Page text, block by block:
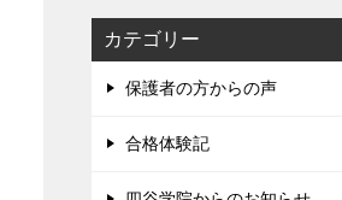
カテゴリー
保護者の方からの声
合格体験記